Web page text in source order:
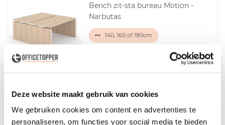
Deze website maakt gebruik van cookies
We gebruiken cookies om content en advertenties te
personaliseren, om functies voor social media te bieden
Bench zit-sta bureau Motion -
Narbutas
140, 160 of 180cm
Tweemotorig